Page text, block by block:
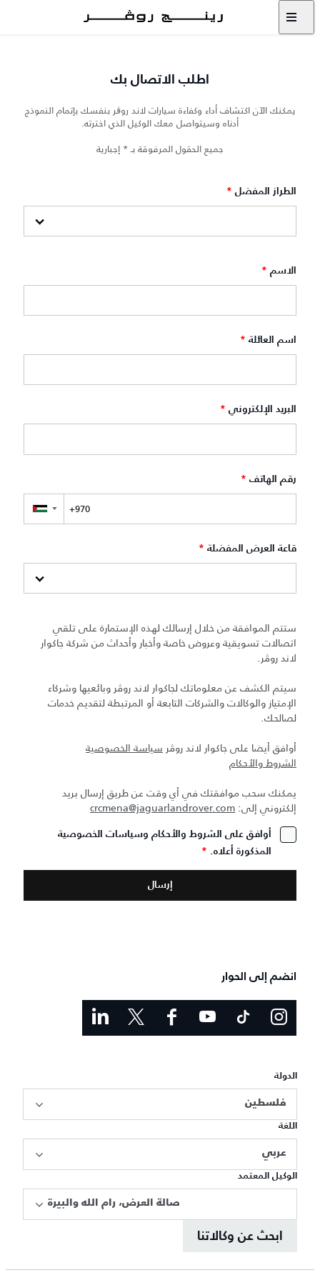
اطلب الاتصال بك
يمكنك الآن اكتشاف أداء وكفاءة سيارات لاند روڨر بنفسك بإتمام النموذج
أدناه وسيتواصل معك الوكيل الذي اخترته.
جميع الحقول المرفوقة بـ * إجبارية
الطراز المفضل *
الاسم *
اسم العائلة *
البريد الإلكتروني *
رقم الهاتف *
▼
قاعة العرض المفضلة *
ستتم الموافقة من خلال إرسالك لهذه الإستمارة على تلقي
اتصالات تسويقية وعروض خاصة وأخبار وأحداث من شركة جاكوار
لاند روڤر.
سيتم الكشف عن معلوماتك لجاكوار لاند روڤر وبائعيها وشركاء
الإمتياز والوكالات والشركات التابعة أو المرتبطة لتقديم خدمات
لصالحك.
أوافق أيضا على جاكوار لاند روڤر سياسة الخصوصية
الشروط والأحكام
يمكنك سحب موافقتك في أي وقت عن طريق إرسال بريد
إلكتروني إلى: crcmena@jaguarlandrover.com
أوافق على الشروط والأحكام وسياسات الخصوصية
المذكورة أعلاه. *
انضم إلى الحوار
الدولة
فلسطين
اللغة
عربي
الوكيل المعتمد
صالة العرض، رام الله والبيرة
ابحث عن وكالاتنا